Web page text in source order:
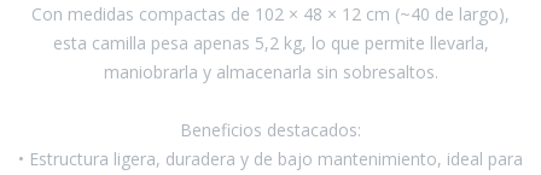
Con medidas compactas de 102 × 48 × 12 cm (~40 de largo),
esta camilla pesa apenas 5,2 kg, lo que permite llevarla,
maniobrarla y almacenarla sin sobresaltos.
Beneficios destacados:
• Estructura ligera, duradera y de bajo mantenimiento, ideal para
Pinturas y Accesorios
Piscinas e Inflables